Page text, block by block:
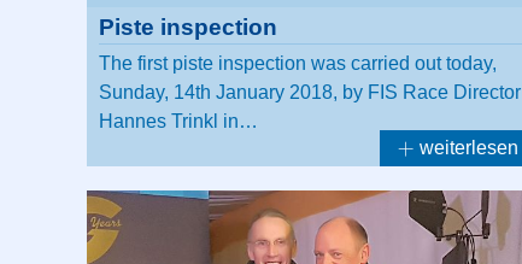
Piste inspection
The first piste inspection was carried out today,
Sunday, 14th January 2018, by FIS Race Director
Hannes Trinkl in…
weiterlesen